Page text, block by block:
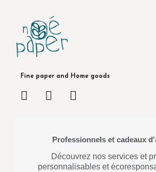
Fine paper and Home goods
Professionnels et cadeaux
Découvrez nos services et
personnalisables et